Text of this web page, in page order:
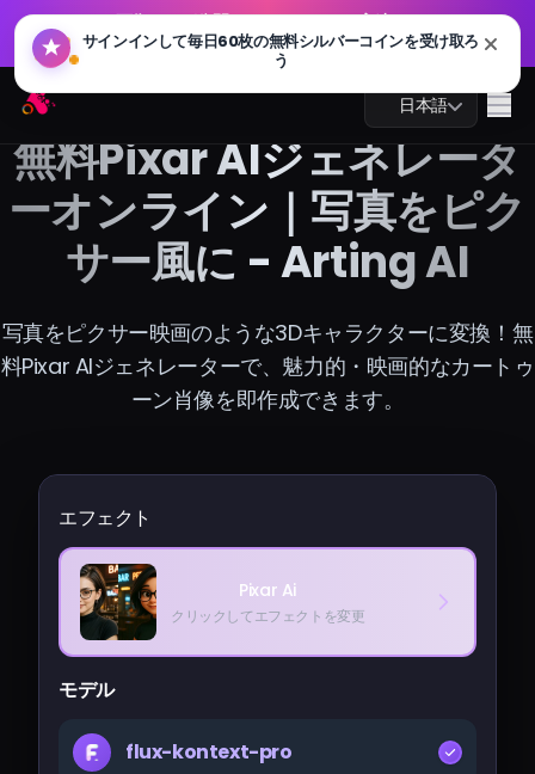
🔥
GPT 画像 2.0 が公開されました：より高速、よりスマー
ト、4K 対応。今すぐお試しください
Arting AI 日本語
AIチャット
AI画像
料金
サインイン
🔥GPT 画像 2.0 が公開されました：より高速、よりスマー
無料Pixar AIジェネレータ
ーオンライン｜写真をピク
サー風に - Arting AI
写真をピクサー映画のような3Dキャラクターに変換！無
料Pixar AIジェネレーターで、魅力的・映画的なカートゥ
ーン肖像を即作成できます。
エフェクト
Pixar Ai
クリックしてエフェクトを変更
モデル
flux-kontext-pro